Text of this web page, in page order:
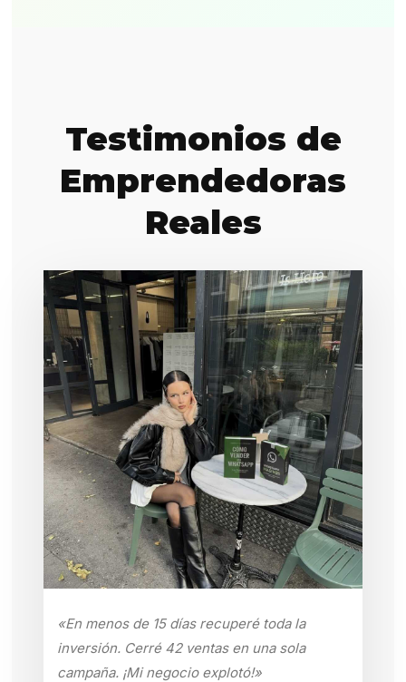
Testimonios de
Emprendedoras
Reales
«En menos de 15 días recuperé toda la
inversión. Cerré 42 ventas en una sola
campaña. ¡Mi negocio explotó!»